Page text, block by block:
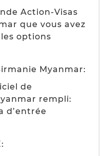
Action-Visas
que vous avez
options
Myanmar:
de
rempli:
d’entrée